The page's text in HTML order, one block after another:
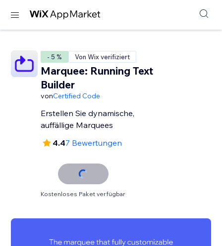
- 5 % Von Wix verifiziert
Marquee: Running Text
Builder
vonCertified Code
Erstellen Sie dynamische,
auffällige Marquees
4.47 Bewertungen
Kostenloses Paket verfügbar